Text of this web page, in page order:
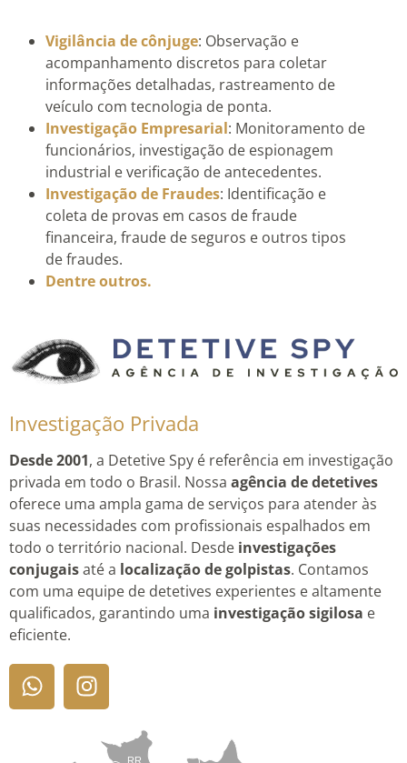
Vigilância de cônjuge: Observação e
acompanhamento discretos para coletar
informações detalhadas, rastreamento de
veículo com tecnologia de ponta.
Investigação Empresarial: Monitoramento de
funcionários, investigação de espionagem
industrial e verificação de antecedentes.
Investigação de Fraudes: Identificação e
coleta de provas em casos de fraude
financeira, fraude de seguros e outros tipos
de fraudes.
Dentre outros.
Investigação Privada
Desde 2001, a Detetive Spy é referência em investigação
privada em todo o Brasil. Nossa agência de detetives
oferece uma ampla gama de serviços para atender às
suas necessidades com profissionais espalhados em
todo o território nacional. Desde investigações
conjugaisaté a localização de golpistas. Contamos
com uma equipe de detetives experientes e altamente
qualificados, garantindo uma investigação sigilosa e
eficiente.
RR